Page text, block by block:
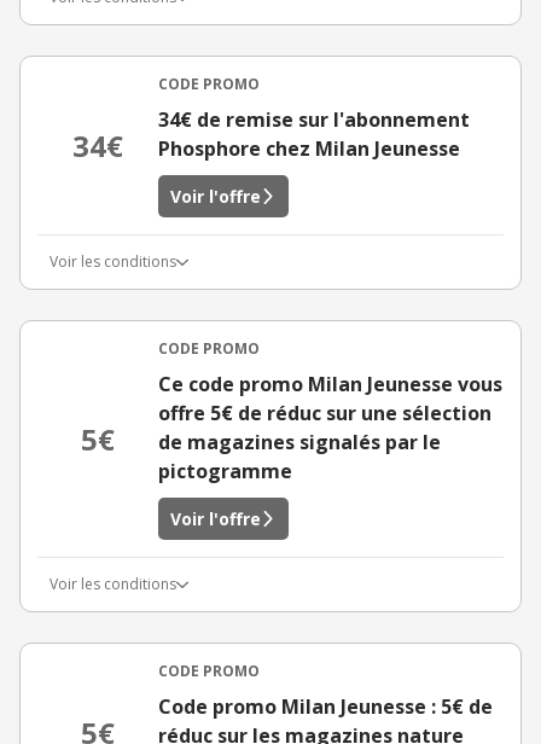
34€
CODE PROMO
34€ de remise sur l'abonnement
Phosphore chez Milan Jeunesse
Voir l'offre
Voir les conditions
5€
CODE PROMO
Ce code promo Milan Jeunesse vous
offre 5€ de réduc sur une sélection
de magazines signalés par le
pictogramme
Voir l'offre
Voir les conditions
5€
CODE PROMO
Code promo Milan Jeunesse : 5€ de
réduc sur les magazines nature